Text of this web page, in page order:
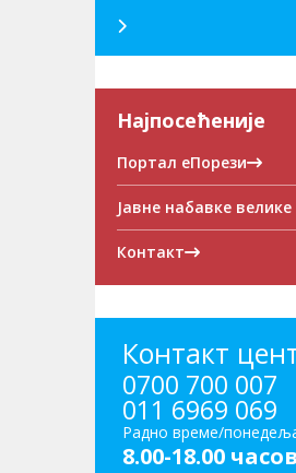
Најпосећеније
Портал еПорези
Јавне набавке
Контакт
Контакт
0700 700 007
011 6969 069
Радно време/
8.00-18.00